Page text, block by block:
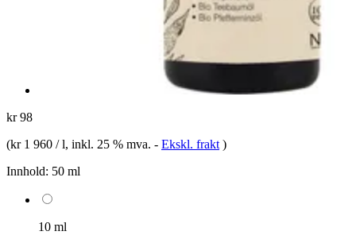
kr 98
(kr 1 960 / l, inkl. 25 % mva. - Ekskl. frakt )
Innhold: 50 ml
10 ml